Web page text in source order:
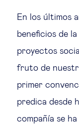
En los últimos
beneficios de
proyectos
fruto de
primer
predica desde
compañía se